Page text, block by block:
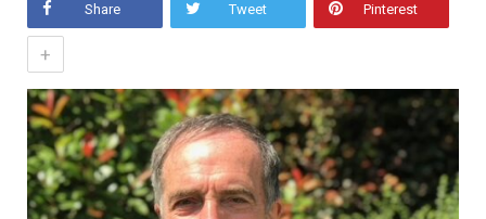
Share Tweet Pinterest
+